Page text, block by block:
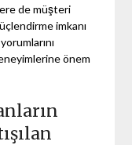
de müşteri
imkanı
önem